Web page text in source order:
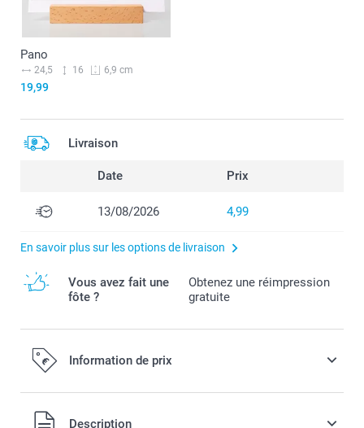
Pano
24,5 16 6,9 cm
19,99
Livraison
Date Prix
13/08/2026 4,99
En savoir plus sur les options de livraison
Vous avez fait une
fôte ?
Obtenez une réimpression
gratuite
Information de prix
Tous les prix sont en EURO (€), TVA incluse et hors frais de
Description